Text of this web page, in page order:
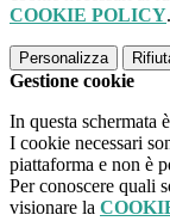
COOKIE POLICY.
Personalizza
Gestione cookie
In questa schermata
I cookie necessari
piattaforma e non è
Per conoscere quali
visionare la